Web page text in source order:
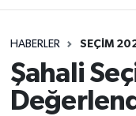
HABERLER SEÇIM
Şahali